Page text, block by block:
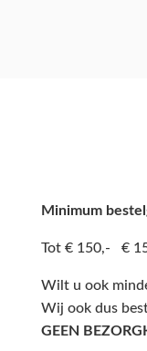
Minimum
Tot € 150,- €
Wilt u ook
Wij ook dus
GEEN